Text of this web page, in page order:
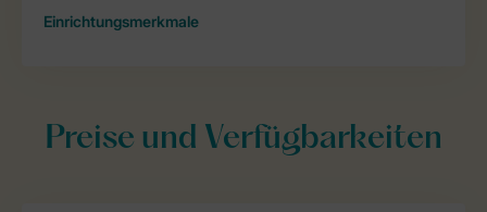
Einrichtungsmerkmale
Preise und Verfügbarkeiten